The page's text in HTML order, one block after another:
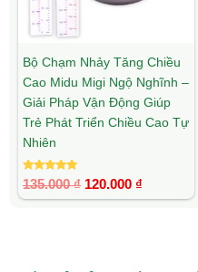
Bộ Chạm Nhảy Tăng Chiều
Cao Midu Migi Ngộ Nghĩnh –
Giải Pháp Vận Động Giúp
Trẻ Phát Triển Chiều Cao Tự
Nhiên
Được xếp
hạng
5.00
135.000₫ 120.000 ₫